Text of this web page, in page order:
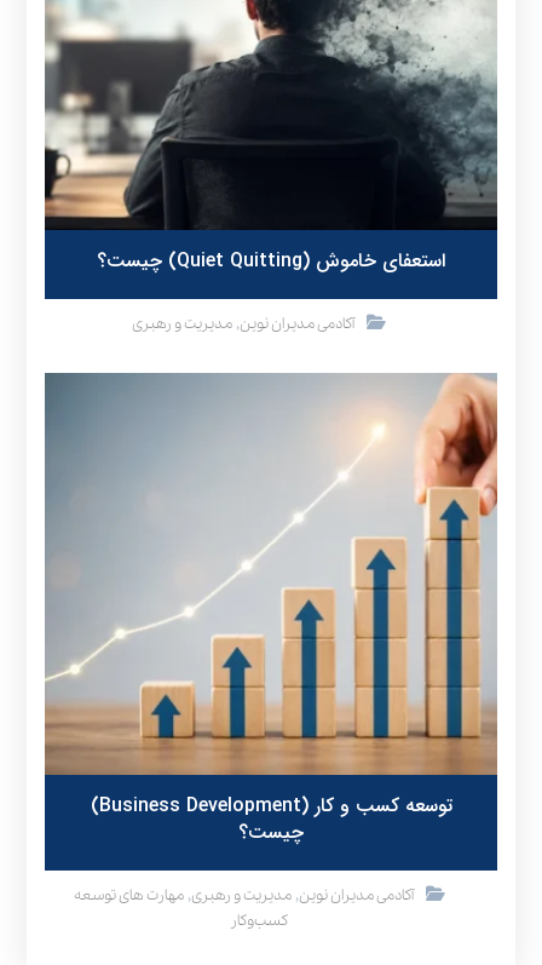
استعفای خاموش (Quiet Quitting) چیست؟
آکادمی مدیران نوین, مدیریت و رهبری
توسعه کسب و کار (Business Development)
چیست؟
آکادمی مدیران نوین,مدیریت و رهبری,مهارت های توسعه
کسب‌وکار